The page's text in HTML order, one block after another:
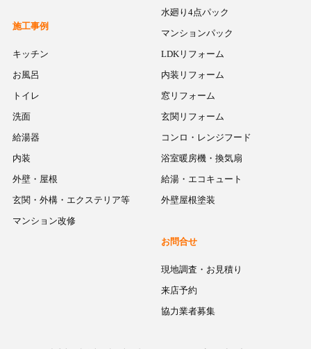
水廻り4点パック
マンションパック
LDKリフォーム
内装リフォーム
窓リフォーム
玄関リフォーム
コンロ・レンジフード
浴室暖房機・換気扇
給湯・エコキュート
外壁屋根塗装
施工事例
キッチン
お風呂
トイレ
洗面
給湯器
内装
外壁・屋根
玄関・外構・エクステリア等
マンション改修
お問合せ
現地調査・お見積り
来店予約
協力業者募集